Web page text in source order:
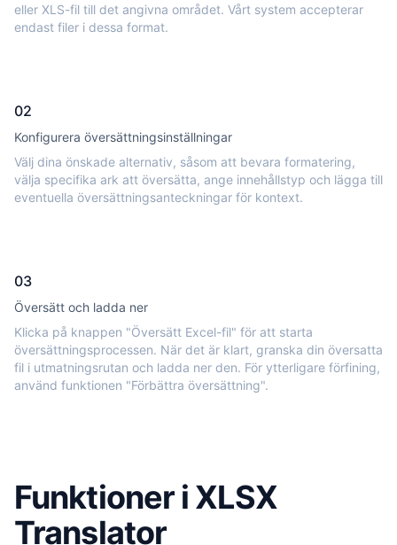
eller XLS-fil till det angivna området. Vårt system accepterar
endast filer i dessa format.
02
Konfigurera översättningsinställningar
Välj dina önskade alternativ, såsom att bevara formatering,
välja specifika ark att översätta, ange innehållstyp och lägga till
eventuella översättningsanteckningar för kontext.
03
Översätt och ladda ner
Klicka på knappen "Översätt Excel-fil" för att starta
översättningsprocessen. När det är klart, granska din översatta
fil i utmatningsrutan och ladda ner den. För ytterligare förfining,
använd funktionen "Förbättra översättning".
Funktioner i XLSX
Translator